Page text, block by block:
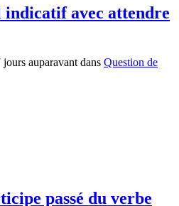
avec attendre
jours auparavant dans Question de
passé du verbe